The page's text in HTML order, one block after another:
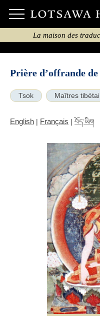
La maison des
Prière d’offrande
Tsok Maîtres
English | Français | བོད་ཡིག